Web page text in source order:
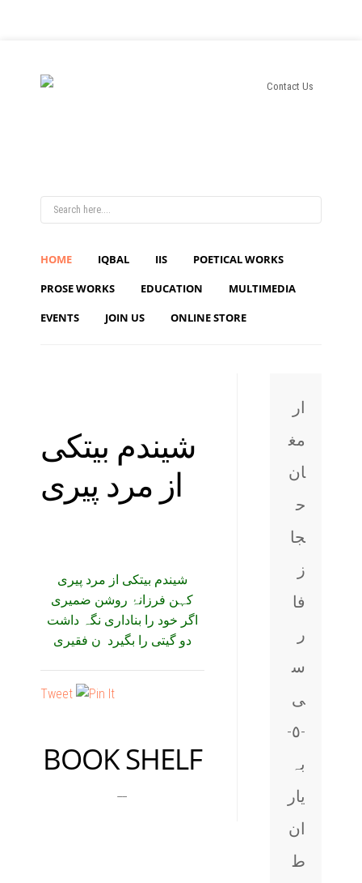
Contact Us
HOME IQBAL IIS
POETICAL WORKS
PROSE WORKS
EDUCATION
MULTIMEDIA
EVENTS
JOIN US ONLINE STORE
شیندم بیتکی
از مرد پیری
شیندم بیتکی از مرد پیری
کہن فرزانہ روشن ضمیری
اگر خود را بناداری نگہ داشت
دو گیتی را بگیرد ن فقیری
Tweet
BOOK SHELF
ار
مغ
ان
ح
جا
ز
فا
ر
س
ی
-٥-
بہ
یار
ان
ط